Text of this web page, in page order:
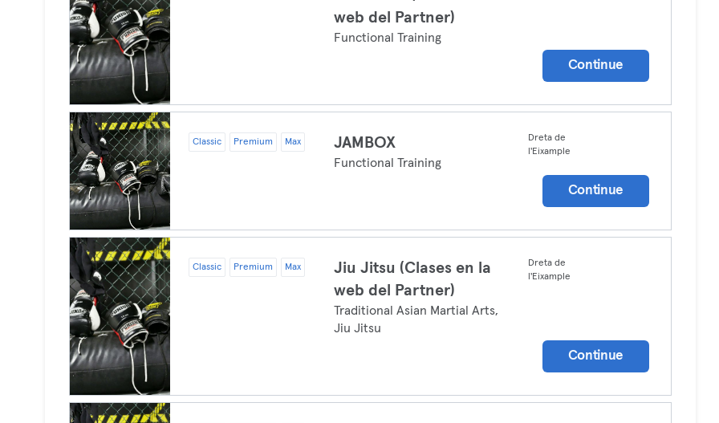
web del Partner)
Functional Training
Continue
Classic Premium Max JAMBOX
Functional Training
Dreta de
l'Eixample
Continue
Classic Premium Max
Jiu Jitsu (Clases en la
web del Partner)
Traditional Asian Martial Arts,
Jiu Jitsu
Dreta de
l'Eixample
Continue